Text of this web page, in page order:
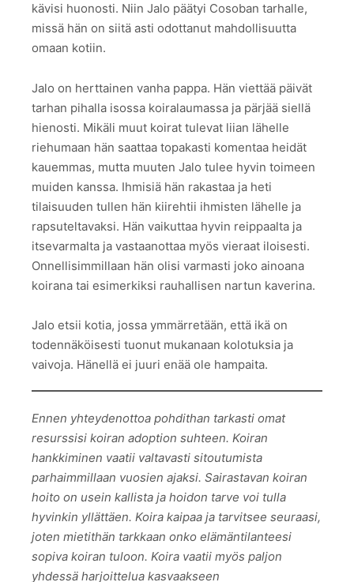
kävisi huonosti. Niin Jalo päätyi Cosoban tarhalle,
missä hän on siitä asti odottanut mahdollisuutta
omaan kotiin.
Jalo on herttainen vanha pappa. Hän viettää päivät
tarhan pihalla isossa koiralaumassa ja pärjää siellä
hienosti. Mikäli muut koirat tulevat liian lähelle
riehumaan hän saattaa topakasti komentaa heidät
kauemmas, mutta muuten Jalo tulee hyvin toimeen
muiden kanssa. Ihmisiä hän rakastaa ja heti
tilaisuuden tullen hän kiirehtii ihmisten lähelle ja
rapsuteltavaksi. Hän vaikuttaa hyvin reippaalta ja
itsevarmalta ja vastaanottaa myös vieraat iloisesti.
Onnellisimmillaan hän olisi varmasti joko ainoana
koirana tai esimerkiksi rauhallisen nartun kaverina.
Jalo etsii kotia, jossa ymmärretään, että ikä on
todennäköisesti tuonut mukanaan kolotuksia ja
vaivoja. Hänellä ei juuri enää ole hampaita.
Ennen yhteydenottoa pohdithan tarkasti omat
resurssisi koiran adoption suhteen. Koiran
hankkiminen vaatii valtavasti sitoutumista
parhaimmillaan vuosien ajaksi. Sairastavan koiran
hoito on usein kallista ja hoidon tarve voi tulla
hyvinkin yllättäen. Koira kaipaa ja tarvitsee seuraasi,
joten mietithän tarkkaan onko elämäntilanteesi
sopiva koiran tuloon. Koira vaatii myös paljon
yhdessä harjoittelua kasvaakseen